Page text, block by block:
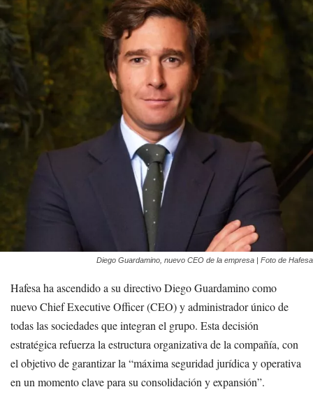
Diego Guardamino, nuevo CEO de la empresa | Foto de Hafesa
Hafesa ha ascendido a su directivo Diego Guardamino como
nuevo Chief Executive Officer (CEO) y administrador único de
todas las sociedades que integran el grupo. Esta decisión
estratégica refuerza la estructura organizativa de la compañía, con
el objetivo de garantizar la “máxima seguridad jurídica y operativa
en un momento clave para su consolidación y expansión”.